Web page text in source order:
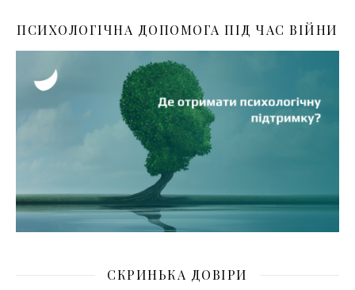
ПСИХОЛОГІЧНА ДОПОМОГА ПІД ЧАС ВІЙНИ
СКРИНЬКА ДОВІРИ